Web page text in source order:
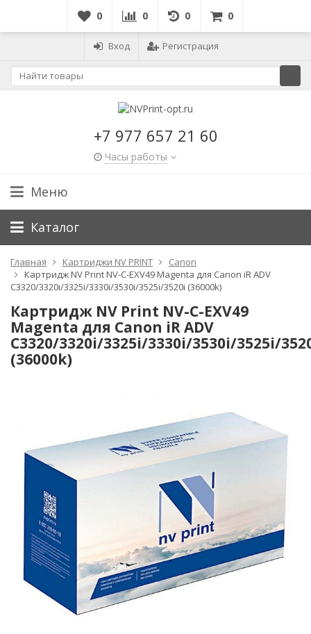
0 0 0 0
Вход Регистрация
+7 977 657 21 60
Часы работы
Меню
Каталог
Главная Картриджи NV PRINT
Canon
Картридж NV Print NV-C-EXV49 Magenta для Canon iR ADV
C3320/3320i/3325i/3330i/3530i/3525i/3520i (36000k)
Картридж NV Print NV-C-EXV49
Magenta для Canon iR ADV
C3320/3320i/3325i/3330i/3530i/3525i/
(36000k)